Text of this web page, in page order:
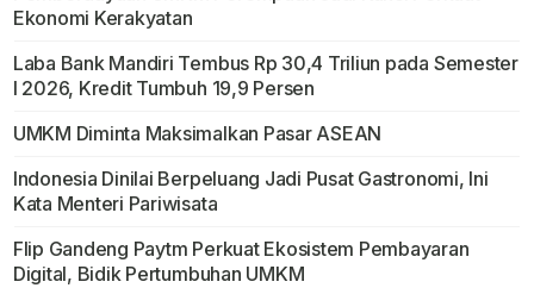
Ekonomi Kerakyatan
Laba Bank Mandiri Tembus Rp 30,4 Triliun pada Semester
I 2026, Kredit Tumbuh 19,9 Persen
UMKM Diminta Maksimalkan Pasar ASEAN
Indonesia Dinilai Berpeluang Jadi Pusat Gastronomi, Ini
Kata Menteri Pariwisata
Flip Gandeng Paytm Perkuat Ekosistem Pembayaran
Digital, Bidik Pertumbuhan UMKM